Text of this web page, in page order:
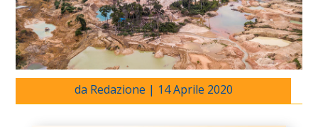
da Redazione | 14 Aprile 2020